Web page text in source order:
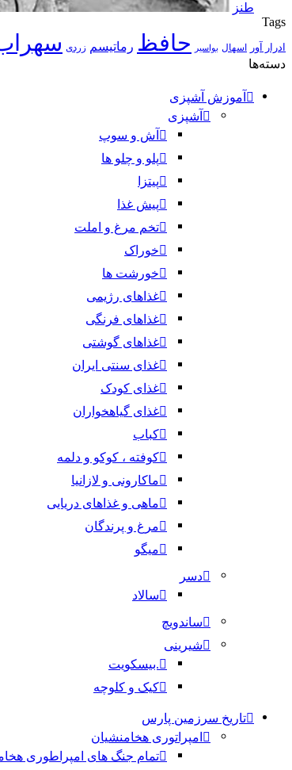
طنز
Tags
ادرار آور اسهال بواسیر حافظ رماتیسم زردی
دسته‌ها
آموزش آشپزی
آشپزی
آش و سوپ
پلو و چلو ها
پیتزا
پیش غذا
تخم مرغ و املت
خوراک
خورشت ها
غذاهای رژیمی
غذاهای فرنگی
غذاهای گوشتی
غذای سنتی ایران
غذای کودک
غذای گیاهخواران
کباب
کوفته ، کوکو و دلمه
ماکارونی و لازانیا
ماهی و غذاهای دریایی
مرغ و پرندگان
میگو
دسر
سالاد
ساندویچ
شیرینی
.بیسکویت
کیک و کلوچه
تاریخ سرزمین پارس
امپراتوری هخامنشیان
تمام جنگ های امپراطوری